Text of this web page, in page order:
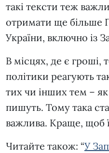
такі тексти теж
отримати ще більше
України, включно із
В місцях, де є гроші,
політики реагують
тих чи інших тем –
пишуть. Тому така
важлива. Краще, щоб
Читайте також: “У